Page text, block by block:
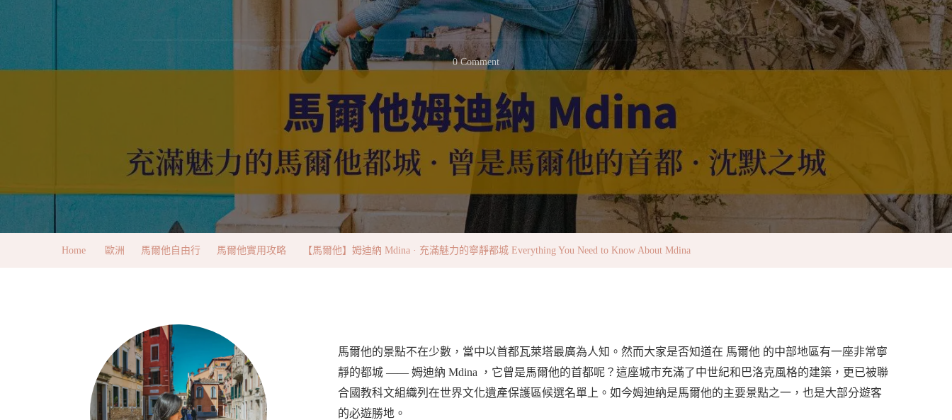
0 CommentOn
爾
他】
迪
Mdina
充
寧
靜
都
Home 歐洲 馬爾他自由行 馬爾他實用攻略 【馬爾他】姆迪納 Mdina · 充滿魅力的寧靜都城 Everything You Need to Know About Mdina
馬爾他的景點不在少數，當中以首都瓦萊塔最廣為人知。然而大家是否知道在 馬爾他 的中部地區有一座非常寧
靜的都城 —— 姆迪納 Mdina ，它曾是馬爾他的首都呢？這座城市充滿了中世紀和巴洛克風格的建築，更已被聯
合國教科文組織列在世界文化遺產保護區候選名單上。如今姆迪納是馬爾他的主要景點之一，也是大部分遊客
的必遊勝地。